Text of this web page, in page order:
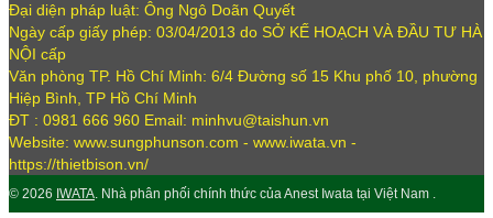
Đại diện pháp luật: Ông Ngô Doãn Quyết
Ngày cấp giấy phép: 03/04/2013 do SỞ KẾ HOẠCH VÀ ĐẦU TƯ HÀ
NỘI cấp
Văn phòng TP. Hồ Chí Minh: 6/4 Đường số 15 Khu phố 10, phường
Hiệp Bình, TP Hồ Chí Minh
ĐT : 0981 666 960 Email: minhvu@taishun.vn
Website: www.sungphunson.com - www.iwata.vn -
https://thietbison.vn/
© 2026 IWATA. Nhà phân phối chính thức của Anest Iwata tại Việt Nam .